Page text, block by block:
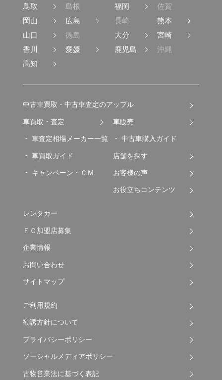
鳥取
島根
岡山
広島
山口
徳島
香川
愛媛
高知
福岡
佐賀
長崎
熊本
大分
宮崎
鹿児島
沖縄
中古車買取・中古車査定のアップル
車買取・査定
車査定相場メーカー一覧
車買取ガイド
キャンペーン・ＣＭ
車販売
中古車購入ガイド
店舗を探す
お客様の声
お役立ちコンテンツ
レンタカー
ＦＣ加盟店募集
企業情報
お問い合わせ
サイトマップ
ご利用規約
勧誘方針について
プライバシーポリシー
ソーシャルメディアポリシー
古物営業法に基づく表記